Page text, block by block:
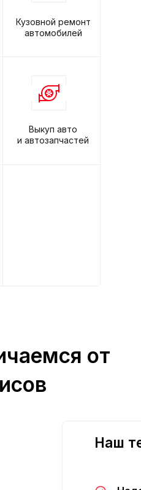
Выкуп авто
и автозапчастей
Кузовной ремонт
автомобилей